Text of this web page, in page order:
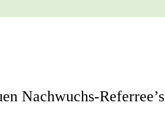
Nachwuchs-Referree’s